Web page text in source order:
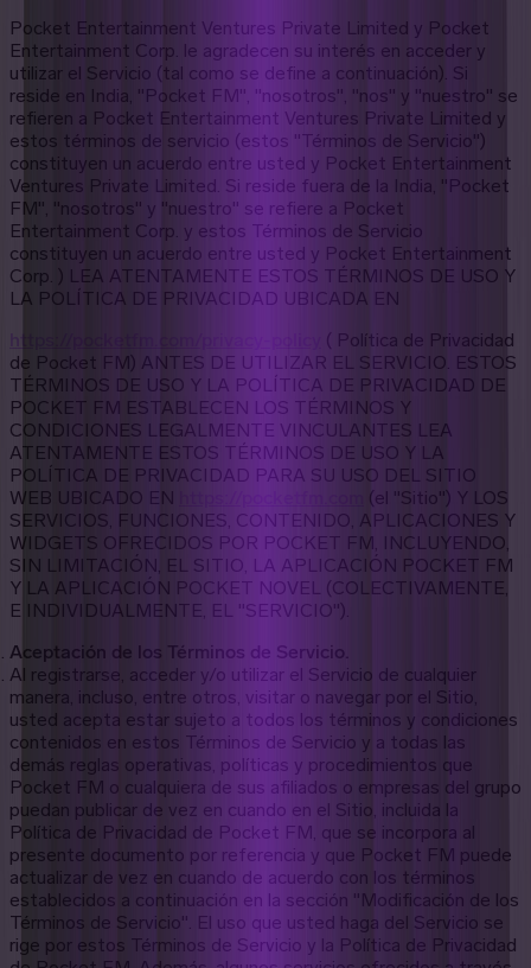
Pocket Entertainment Ventures Private Limited y Pocket
Entertainment Corp. le agradecen su interés en acceder y
utilizar el Servicio (tal como se define a continuación). Si
reside en India, "Pocket FM", "nosotros", "nos" y "nuestro" se
refieren a Pocket Entertainment Ventures Private Limited y
estos términos de servicio (estos "Términos de Servicio")
constituyen un acuerdo entre usted y Pocket Entertainment
Ventures Private Limited. Si reside fuera de la India, "Pocket
FM", "nosotros" y "nuestro" se refiere a Pocket
Entertainment Corp. y estos Términos de Servicio
constituyen un acuerdo entre usted y Pocket Entertainment
Corp. ) LEA ATENTAMENTE ESTOS TÉRMINOS DE USO Y
LA POLÍTICA DE PRIVACIDAD UBICADA EN
( Política de Privacidad
de Pocket FM) ANTES DE UTILIZAR EL SERVICIO. ESTOS
TÉRMINOS DE USO Y LA POLÍTICA DE PRIVACIDAD DE
POCKET FM ESTABLECEN LOS TÉRMINOS Y
CONDICIONES LEGALMENTE VINCULANTES LEA
ATENTAMENTE ESTOS TÉRMINOS DE USO Y LA
POLÍTICA DE PRIVACIDAD PARA SU USO DEL SITIO
WEB UBICADO EN
(el "Sitio") Y LOS
SERVICIOS, FUNCIONES, CONTENIDO, APLICACIONES Y
WIDGETS OFRECIDOS POR POCKET FM, INCLUYENDO,
SIN LIMITACIÓN, EL SITIO, LA APLICACIÓN POCKET FM
Y LA APLICACIÓN POCKET NOVEL (COLECTIVAMENTE,
E INDIVIDUALMENTE, EL "SERVICIO").
Aceptación de los Términos de Servicio.
Al registrarse, acceder y/o utilizar el Servicio de cualquier
manera, incluso, entre otros, visitar o navegar por el Sitio,
usted acepta estar sujeto a todos los términos y condiciones
contenidos en estos Términos de Servicio y a todas las
demás reglas operativas, políticas y procedimientos que
Pocket FM o cualquiera de sus afiliados o empresas del grupo
puedan publicar de vez en cuando en el Sitio, incluida la
Política de Privacidad de Pocket FM, que se incorpora al
presente documento por referencia y que Pocket FM puede
actualizar de vez en cuando de acuerdo con los términos
establecidos a continuación en la sección "Modificación de los
Términos de Servicio". El uso que usted haga del Servicio se
rige por estos Términos de Servicio y la Política de Privacidad